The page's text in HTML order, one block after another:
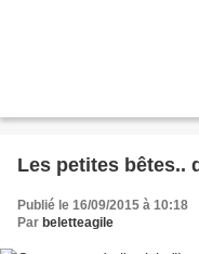
Les petites bêtes..
Publié le 16/09/2015 à 10:18
Par beletteagile